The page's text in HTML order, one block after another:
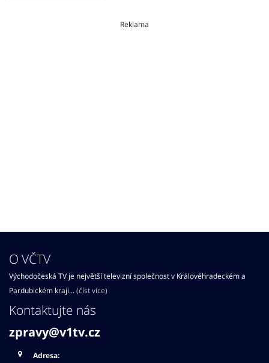
Reklama
O VČTV
Východočeská TV je největší televizní společnost v Královéhradeckém a
Pardubickém kraji...(číst více)
Kontaktujte nás
zpravy@v1tv.cz
Adresa: